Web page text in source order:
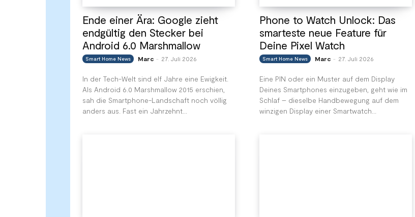
Ende einer Ära: Google zieht
endgültig den Stecker bei
Android 6.0 Marshmallow
Smart Home News Marc - 27. Juli 2026
In der Tech-Welt sind elf Jahre eine Ewigkeit.
Als Android 6.0 Marshmallow 2015 erschien,
sah die Smartphone-Landschaft noch völlig
anders aus. Fast ein Jahrzehnt...
Phone to Watch Unlock: Das
smarteste neue Feature für
Deine Pixel Watch
Smart Home News Marc - 27. Juli 2026
Eine PIN oder ein Muster auf dem Display
Deines Smartphones einzugeben, geht wie im
Schlaf – dieselbe Handbewegung auf dem
winzigen Display einer Smartwatch...